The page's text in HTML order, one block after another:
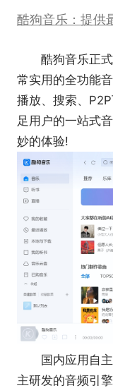
酷狗音乐：提供
酷狗音乐正式
常实用的全功能
播放、搜索、
足用户的一站式
妙的体验!
国内应用自主
主研发的音频引